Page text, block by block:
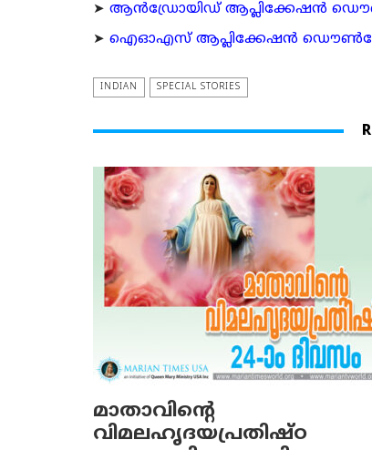
➤ ആന്‍ഡ്രോയിഡ് ആപ്ലിക്കേഷന്‍
➤ ഐഓഎസ് ആപ്ലിക്കേഷന്‍ ഡൌണ്‍ലോഡ്
INDIAN SPECIAL STORIES
മാതാവിന്റെ
വിമലഹൃദയപ്രതിഷ്ഠ